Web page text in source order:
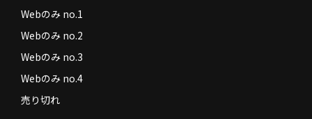
Webのみ no.1
Webのみ no.2
Webのみ no.3
Webのみ no.4
売り切れ